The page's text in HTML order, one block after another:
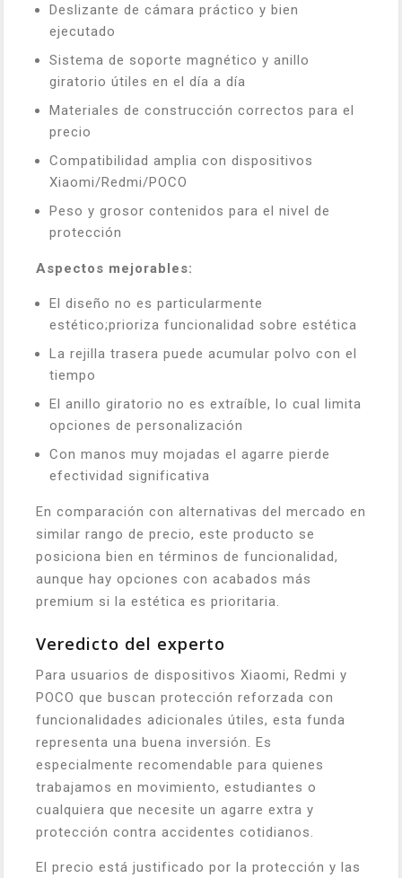
Deslizante de cámara práctico y bien
ejecutado
Sistema de soporte magnético y anillo
giratorio útiles en el día a día
Materiales de construcción correctos para el
precio
Compatibilidad amplia con dispositivos
Xiaomi/Redmi/POCO
Peso y grosor contenidos para el nivel de
protección
Aspectos mejorables:
El diseño no es particularmente
estético;prioriza funcionalidad sobre estética
La rejilla trasera puede acumular polvo con el
tiempo
El anillo giratorio no es extraíble, lo cual limita
opciones de personalización
Con manos muy mojadas el agarre pierde
efectividad significativa
En comparación con alternativas del mercado en
similar rango de precio, este producto se
posiciona bien en términos de funcionalidad,
aunque hay opciones con acabados más
premium si la estética es prioritaria.
Veredicto del experto
Para usuarios de dispositivos Xiaomi, Redmi y
POCO que buscan protección reforzada con
funcionalidades adicionales útiles, esta funda
representa una buena inversión. Es
especialmente recomendable para quienes
trabajamos en movimiento, estudiantes o
cualquiera que necesite un agarre extra y
protección contra accidentes cotidianos.
El precio está justificado por la protección y las